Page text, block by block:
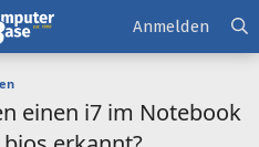
Anmelden
einen i7 im Notebook